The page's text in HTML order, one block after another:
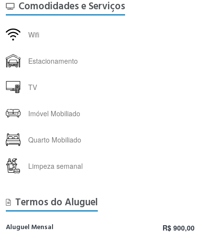
Comodidades e Serviços
Wifi
Estacionamento
TV
Imóvel Mobiliado
Quarto Mobiliado
Limpeza semanal
Termos do Aluguel
Aluguel Mensal
R$ 900,00